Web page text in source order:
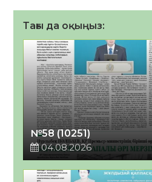
Тағы да оқыңыз:
№58 (10251)
04.08.2026